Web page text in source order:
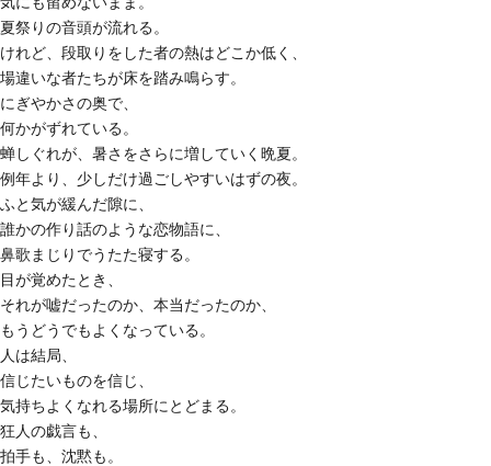
夏祭りの音頭が流れる。
けれど、段取りをした者の熱はどこか低く、
場違いな者たちが床を踏み鳴らす。
にぎやかさの奥で、
何かがずれている。
蝉しぐれが、暑さをさらに増していく晩夏。
例年より、少しだけ過ごしやすいはずの夜。
ふと気が緩んだ隙に、
誰かの作り話のような恋物語に、
鼻歌まじりでうたた寝する。
目が覚めたとき、
それが嘘だったのか、本当だったのか、
もうどうでもよくなっている。
人は結局、
信じたいものを信じ、
気持ちよくなれる場所にとどまる。
狂人の戯言も、
拍手も、沈黙も。